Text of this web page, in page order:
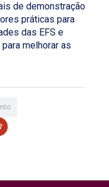
de demonstração
práticas para
das EFS e
melhorar as